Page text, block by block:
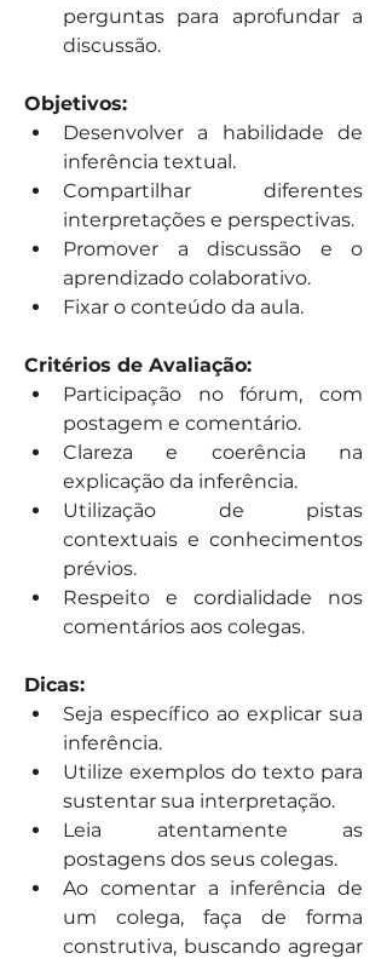
perguntas para aprofundar a
discussão.
Objetivos:
Desenvolver a habilidade de
inferência textual.
Compartilhar diferentes
interpretações e perspectivas.
Promover a discussão e o
aprendizado colaborativo.
Fixar o conteúdo da aula.
Critérios de Avaliação:
Participação no fórum, com
postagem e comentário.
Clareza e coerência na
explicação da inferência.
Utilização de pistas
contextuais e conhecimentos
prévios.
Respeito e cordialidade nos
comentários aos colegas.
Dicas:
Seja específico ao explicar sua
inferência.
Utilize exemplos do texto para
sustentar sua interpretação.
Leia atentamente as
postagens dos seus colegas.
Ao comentar a inferência de
um colega, faça de forma
construtiva, buscando agregar